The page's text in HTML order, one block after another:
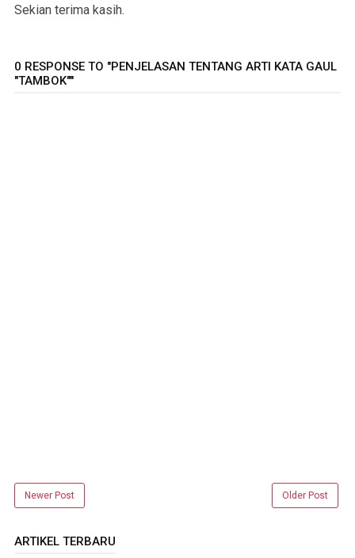
Sekian terima kasih.
0 RESPONSE TO "PENJELASAN TENTANG ARTI KATA GAUL
"TAMBOK""
Newer Post Older Post
ARTIKEL TERBARU